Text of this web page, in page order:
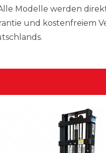
Modelle werden
und kostenfreiem